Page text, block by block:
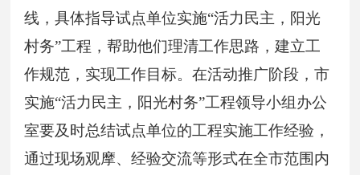
线，具体指导试点单位实施“活力民主，阳光
村务”工程，帮助他们理清工作思路，建立工
作规范，实现工作目标。在活动推广阶段，市
实施“活力民主，阳光村务”工程领导小组办公
室要及时总结试点单位的工程实施工作经验，
通过现场观摩、经验交流等形式在全市范围内